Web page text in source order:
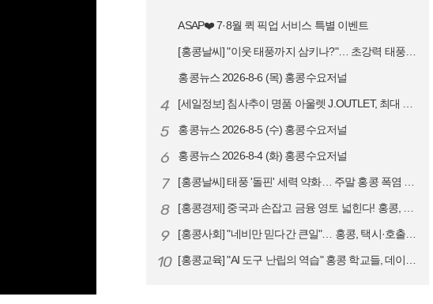
ASAP❤️ 7·8월 퀵 픽업 서비스 특별 이벤트
[홍콩날씨] "이웃 태풍까지 삼키나?"… 초강력 태풍 '돌핀' 세력 재확…
홍콩뉴스 2026-8-6 (목) 홍콩수요저널
4 [세일정보] 침사추이 명품 아울렛 J.OUTLET, 최대 90% 빅 세일…
5 홍콩뉴스 2026-8-5 (수) 홍콩수요저널
6 홍콩뉴스 2026-8-4 (화) 홍콩수요저널
7 [홍콩날씨] 태풍 '돌핀' 세력 약화… 주말 홍콩 폭염 예고
8 [홍콩경제] 중국과 손잡고 금융 영토 넓힌다! 홍콩, 10대 신규 정책 …
9 [홍콩사회] "네비만 믿다간 큰일"… 홍콩, 택시·호출차 통합 시험 도입…
10 [홍콩교육] "AI 도구 난립의 역습" 홍콩 학교들, 데이터 고립에 교육…